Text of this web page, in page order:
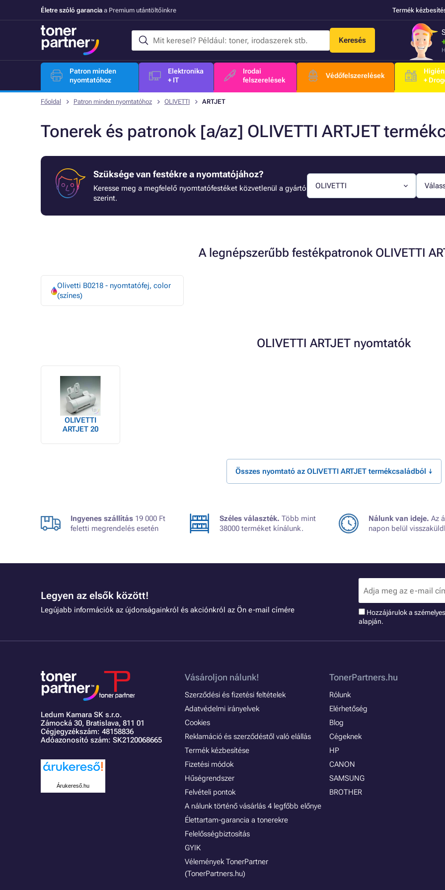
Életre szóló garancia a Premium utántöltőinkre Termék
Keresés
Patron minden
nyomtatóhoz
Elektronika
+ IT
Irodai
felszerelések
Védőfelszerelések
+
Főoldal Patron minden nyomtatóhoz OLIVETTI ARTJET
Tonerek és patronok [a/az] OLIVETTI ARTJET
Szüksége van festékre a nyomtatójához?
Keresse meg a megfelelő nyomtatófestéket közvetlenül a gyártó
szerint.
OLIVETTI
A legnépszerűbb festékpatronok OLIVETTI
Olivetti B0218 - nyomtatófej, color
(színes)
OLIVETTI ARTJET nyomtatók
OLIVETTI
ARTJET 20
Összes nyomtató az OLIVETTI ARTJET termékcsaládból ↓
Ingyenes szállítás 19 000 Ft
feletti megrendelés esetén
Széles választék. Több mint
38000 terméket kínálunk.
Nálunk van ideje. Az
napon belül
Legyen az elsők között!
Legújabb információk az újdonságainkról és akciónkról az Ön e-mail címére Hozzájárulok a
alapján.
Ledum Kamara SK s.r.o.
Zámocká 30, Bratislava, 811 01
Cégjegyzékszám: 48158836
Adóazonosító szám: SK2120068665
Árukereső.hu
Vásároljon nálunk!
Szerződési és fizetési feltételek
Adatvédelmi irányelvek
Cookies
Reklamáció és szerződéstől való elállás
Termék kézbesítése
Fizetési módok
Hűségrendszer
Felvételi pontok
A nálunk történő vásárlás 4 legfőbb előnye
Élettartam-garancia a tonerekre
Felelősségbiztosítás
GYIK
Vélemények TonerPartner
(TonerPartners.hu)
TonerPartners.hu
Rólunk
Elérhetőség
Blog
Cégeknek
HP
CANON
SAMSUNG
BROTHER